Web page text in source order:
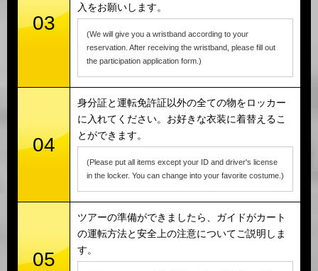
03
入をお願いします。
(We will give you a wristband according to your
reservation. After receiving the wristband, please fill out
the participation application form.)
04
身分証と運転免許証以外の全ての物をロッカー
に入れてください。お好きな衣装に着替えるこ
とができます。
(Please put all items except your ID and driver's license
in the locker. You can change into your favorite costume.)
05
ツアーの準備ができましたら、ガイドがカート
の運転方法と安全上の注意についてご説明しま
す。